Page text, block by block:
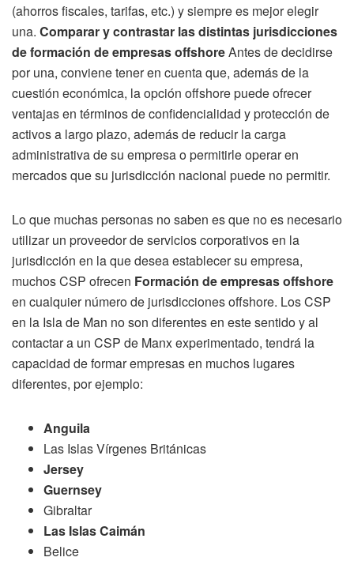
(ahorros fiscales, tarifas, etc.) y siempre es mejor elegir
una. Comparar y contrastar las distintas jurisdicciones
de formación de empresas offshoreAntes de decidirse
por una, conviene tener en cuenta que, además de la
cuestión económica, la opción offshore puede ofrecer
ventajas en términos de confidencialidad y protección de
activos a largo plazo, además de reducir la carga
administrativa de su empresa o permitirle operar en
mercados que su jurisdicción nacional puede no permitir.
Lo que muchas personas no saben es que no es necesario
utilizar un proveedor de servicios corporativos en la
jurisdicción en la que desea establecer su empresa,
muchos CSP ofrecen Formación de empresas offshore
en cualquier número de jurisdicciones offshore. Los CSP
en la Isla de Man no son diferentes en este sentido y al
contactar a un CSP de Manx experimentado, tendrá la
capacidad de formar empresas en muchos lugares
diferentes, por ejemplo:
Anguila
Las Islas Vírgenes Británicas
Jersey
Guernsey
Gibraltar
Las Islas Caimán
Belice